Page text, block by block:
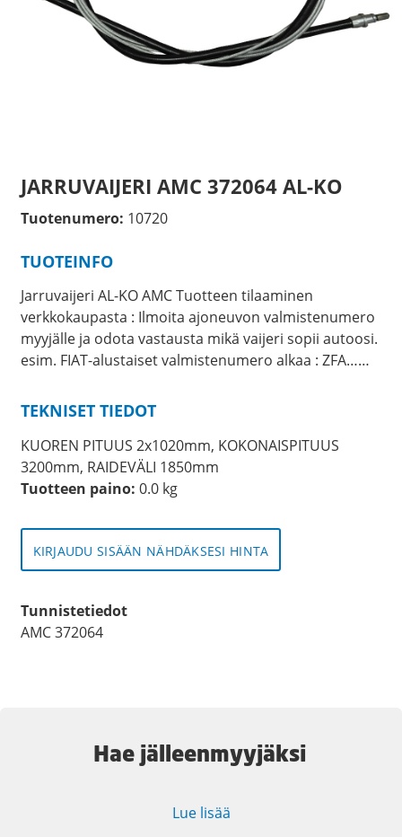
JARRUVAIJERI AMC 372064 AL-KO
Tuotenumero: 10720
TUOTEINFO
Jarruvaijeri AL-KO AMC Tuotteen tilaaminen
verkkokaupasta : Ilmoita ajoneuvon valmistenumero
myyjälle ja odota vastausta mikä vaijeri sopii autoosi.
esim. FIAT-alustaiset valmistenumero alkaa : ZFA……
TEKNISET TIEDOT
KUOREN PITUUS 2x1020mm, KOKONAISPITUUS
3200mm, RAIDEVÄLI 1850mm
Tuotteen paino: 0.0 kg
KIRJAUDU SISÄÄN NÄHDÄKSESI HINTA
Tunnistetiedot
AMC 372064
Hae jälleenmyyjäksi
Lue lisää